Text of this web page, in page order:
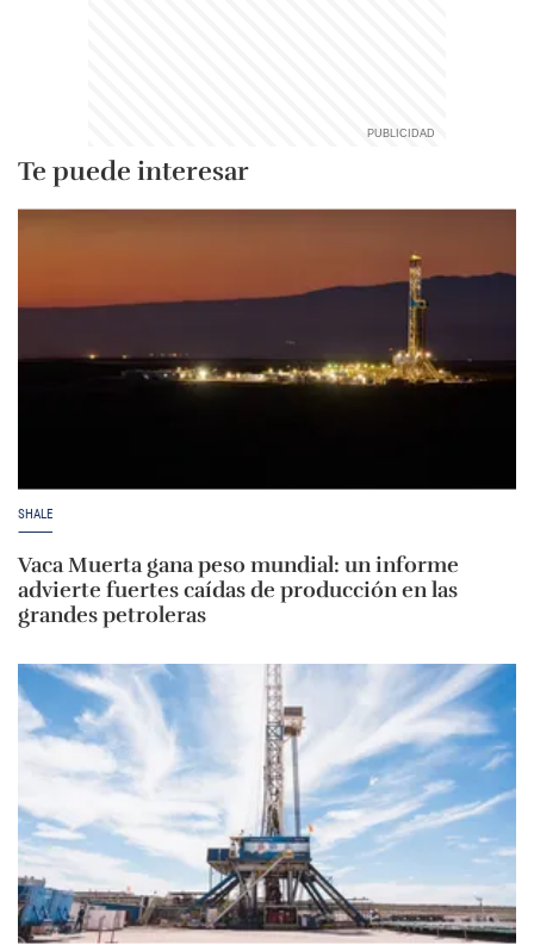
Te puede interesar
SHALE
Vaca Muerta gana peso mundial: un informe
advierte fuertes caídas de producción en las
grandes petroleras